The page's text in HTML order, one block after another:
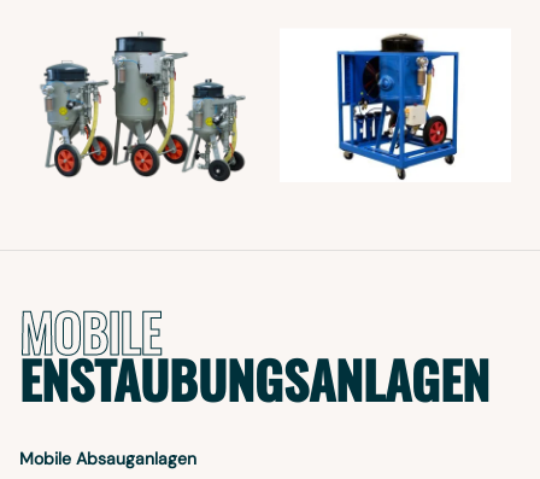
MOBILE
ENSTAUBUNGSANLAGEN
Mobile Absauganlagen